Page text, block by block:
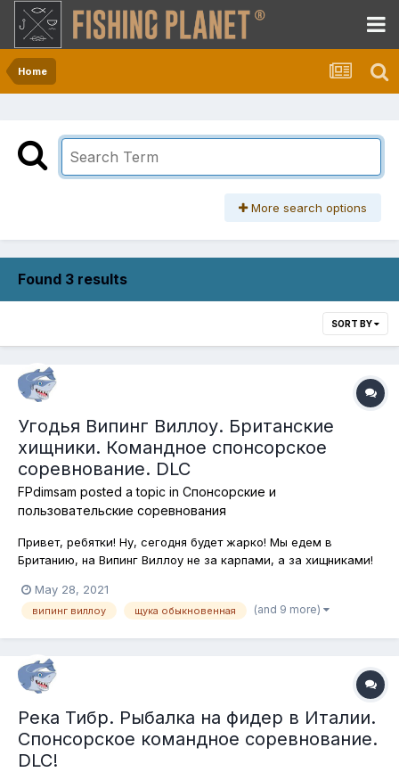
Home
More search options
Found 3 results
SORT BY
Угодья Випинг Виллоу. Британские
хищники. Командное спонсорское
соревнование. DLC
FPdimsam posted a topic in Спонсорские и
пользовательские соревнования
Привет, ребятки! Ну, сегодня будет жарко! Мы едем в
Британию, на Випинг Виллоу не за карпами, а за хищниками!
ограничениями (подставки запрещены, одно удилище в руках
игрока) сегодняшнее соревнование обещает быть очень
May 28, 2021
випинг виллоу щука обыкновенная (and 9 more)
Река Тибр. Рыбалка на фидер в Италии.
Спонсорское командное соревнование.
DLC!